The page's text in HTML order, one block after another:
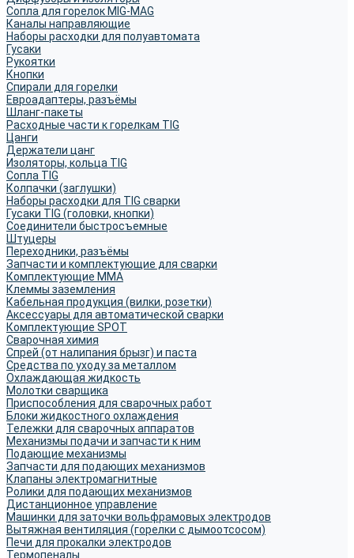
Сопла для горелок MIG-MAG
Каналы направляющие
Наборы расходки для полуавтомата
Гусаки
Рукоятки
Кнопки
Спирали для горелки
Евроадаптеры, разъёмы
Шланг-пакеты
Расходные части к горелкам TIG
Цанги
Держатели цанг
Изоляторы, кольца TIG
Сопла TIG
Колпачки (заглушки)
Наборы расходки для TIG сварки
Гусаки TIG (головки, кнопки)
Соединители быстросъемные
Штуцеры
Переходники, разъёмы
Запчасти и комплектующие для сварки
Комплектующие ММА
Клеммы заземления
Кабельная продукция (вилки, розетки)
Аксессуары для автоматической сварки
Комплектующие SPOT
Сварочная химия
Спрей (от налипания брызг) и паста
Средства по уходу за металлом
Охлаждающая жидкость
Молотки сварщика
Приспособления для сварочных работ
Блоки жидкостного охлаждения
Тележки для сварочных аппаратов
Механизмы подачи и запчасти к ним
Подающие механизмы
Запчасти для подающих механизмов
Клапаны электромагнитные
Ролики для подающих механизмов
Дистанционное управление
Машинки для заточки вольфрамовых электродов
Вытяжная вентиляция (горелки с дымоотсосом)
Печи для прокалки электродов
Термопеналы